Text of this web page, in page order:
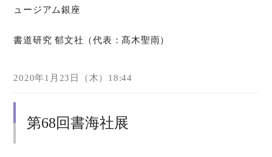
ュージアム銀座
書道研究 郁文社（代表：髙木聖雨）
2020年1月23日（木）18:44
第68回書海社展